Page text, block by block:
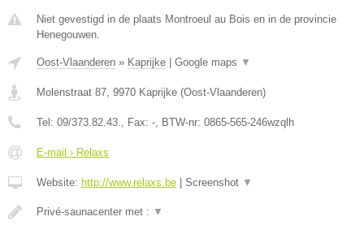
Niet gevestigd in de plaats Montroeul au Bois en in de provincie
Henegouwen.
Oost-Vlaanderen » Kaprijke | Google maps ▼
Molenstraat 87 9970 Kaprijke (Oost-Vlaanderen)
Tel: 09/373.82.43. , Fax: - , BTW-nr: 0865-565-246wzqlh
E-mail › Relaxs
Website: http://www.relaxs.be | Screenshot ▼
Privé-saunacenter met : ▼